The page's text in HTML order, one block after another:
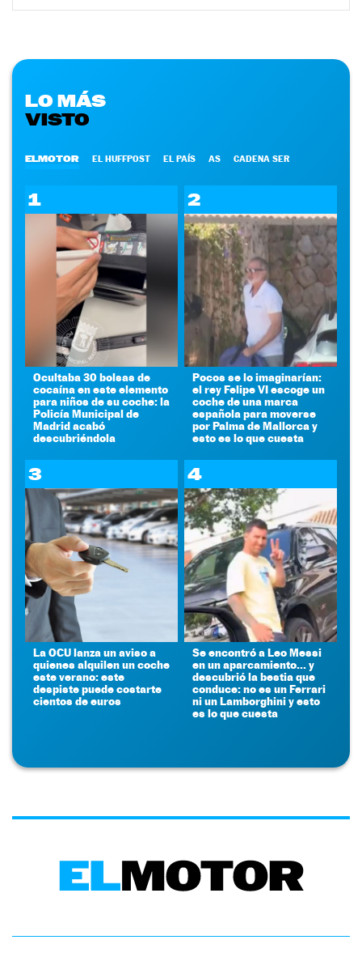
LO MÁS
VISTO
ELMOTOR EL HUFFPOST EL PAÍS AS CADENA SER
1
Ocultaba 30 bolsas de
cocaína en este elemento
para niños de su coche: la
Policía Municipal de
Madrid acabó
descubriéndola
2
Pocos se lo imaginarían:
el rey Felipe VI escoge un
coche de una marca
española para moverse
por Palma de Mallorca y
esto es lo que cuesta
3
La OCU lanza un aviso a
quienes alquilen un coche
este verano: este
despiste puede costarte
cientos de euros
4
Se encontró a Leo Messi
en un aparcamiento... y
descubrió la bestia que
conduce: no es un Ferrari
ni un Lamborghini y esto
es lo que cuesta